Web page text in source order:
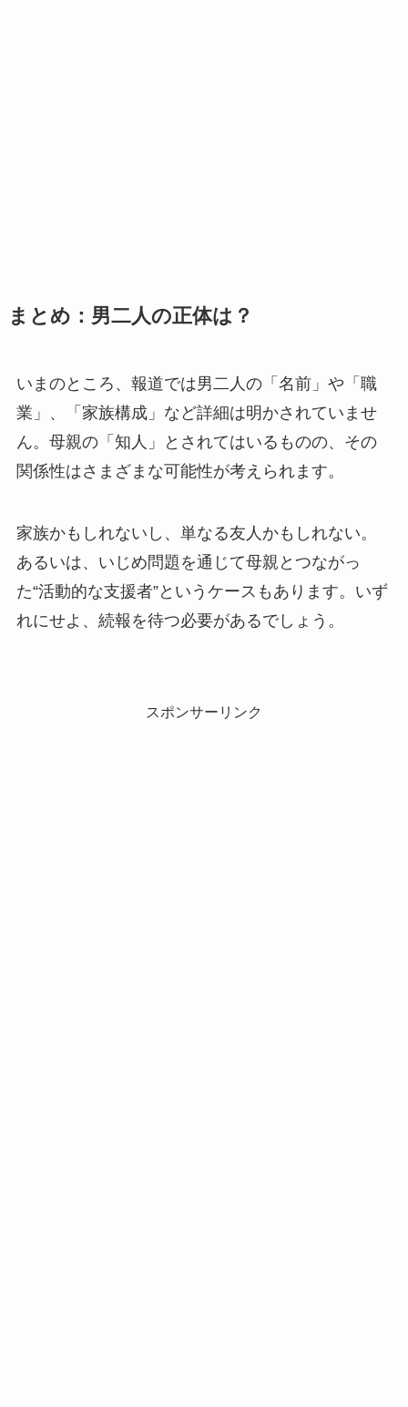
まとめ：男二人の正体は？
いまのところ、報道では男二人の「名前」や「職
業」、「家族構成」など詳細は明かされていませ
ん。母親の「知人」とされてはいるものの、その
関係性はさまざまな可能性が考えられます。
家族かもしれないし、単なる友人かもしれない。
あるいは、いじめ問題を通じて母親とつながっ
た“活動的な支援者”というケースもあります。いず
れにせよ、続報を待つ必要があるでしょう。
スポンサーリンク